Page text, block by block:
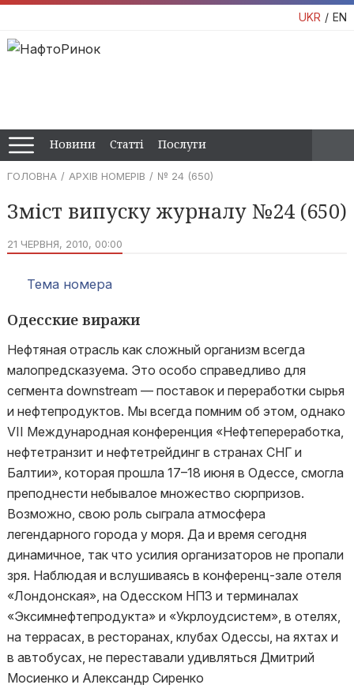
UKR EN
Новини Статті Послуги
ГОЛОВНА АРХІВ НОМЕРІВ № 24 (650)
Зміст випуску журналу №24 (650)
21 ЧЕРВНЯ, 2010, 00:00
Тема номера
Одесские виражи
Нефтяная отрасль как сложный организм всегда
малопредсказуема. Это особо справедливо для
сегмента downstream — поставок и переработки сырья
и нефтепродуктов. Мы всегда помним об этом, однако
VII Международная конференция «Нефтепереработка,
нефтетранзит и нефтетрейдинг в странах СНГ и
Балтии», которая прошла 17–18 июня в Одессе, смогла
преподнести небывалое множество сюрпризов.
Возможно, свою роль сыграла атмосфера
легендарного города у моря. Да и время сегодня
динамичное, так что усилия организаторов не пропали
зря. Наблюдая и вслушиваясь в конференц-зале отеля
«Лондонская», на Одесском НПЗ и терминалах
«Эксимнефтепродукта» и «Укрлоудсистем», в отелях,
на террасах, в ресторанах, клубах Одессы, на яхтах и
в автобусах, не переставали удивляться Дмитрий
Мосиенко и Александр Сиренко